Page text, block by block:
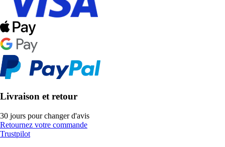
Livraison et retour
30 jours pour changer d'avis
Retournez votre commande
Trustpilot